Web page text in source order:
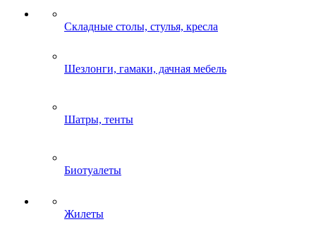
Складные столы, стулья, кресла
Шезлонги, гамаки, дачная мебель
Шатры, тенты
Биотуалеты
Жилеты